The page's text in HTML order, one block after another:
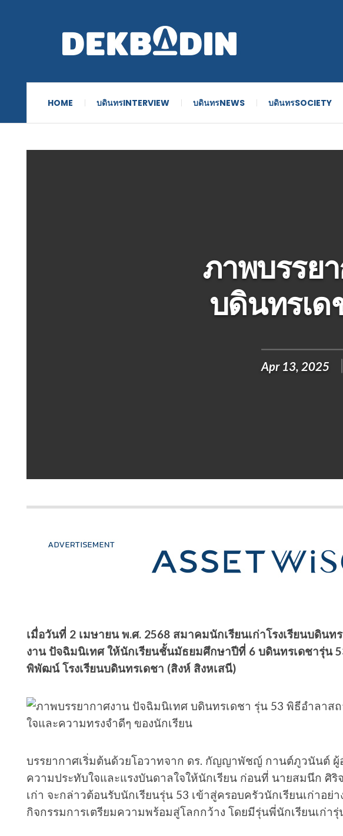
HOME บดินทรINTERVIEW บดินทรNEWS บดินทรSOCIETY
ภาพบรรย
บดินทรเ
Apr 13, 2025
เมื่อวันที่ 2 เมษายน พ.ศ. 2568 สมาคมนักเรียนเก่าโรงเรียนบดินท
งาน ปัจฉิมนิเทศ ให้นักเรียนชั้นมัธยมศึกษาปีที่ 6 บดินทรเดชารุ่น
พิพัฒน์ โรงเรียนบดินทรเดชา (สิงห์ สิงหเสนี)
บรรยากาศเริ่มต้นด้วยโอวาทจาก ดร. กัญญาพัชญ์ กานต์ภูวนันต์ ผู้อ
ความประทับใจและแรงบันดาลใจให้นักเรียน ก่อนที่ นายสมนึก ศิ
เก่า จะกล่าวต้อนรับนักเรียนรุ่น 53 เข้าสู่ครอบครัวนักเรียนเก่าอย่า
กิจกรรมการเตรียมความพร้อมสู่โลกกว้าง โดยมีรุ่นพี่นักเรียนเก่า